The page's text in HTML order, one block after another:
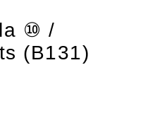
⑩ /
(B131)